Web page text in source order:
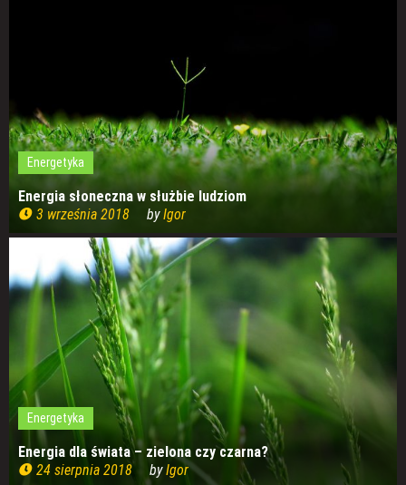
Energetyka
Energia słoneczna w służbie ludziom
3 września 2018
byIgor
Energetyka
Energia dla świata – zielona czy czarna?
24 sierpnia 2018
byIgor